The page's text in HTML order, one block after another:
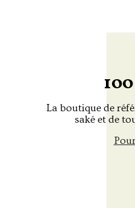
La boutique de
saké et de